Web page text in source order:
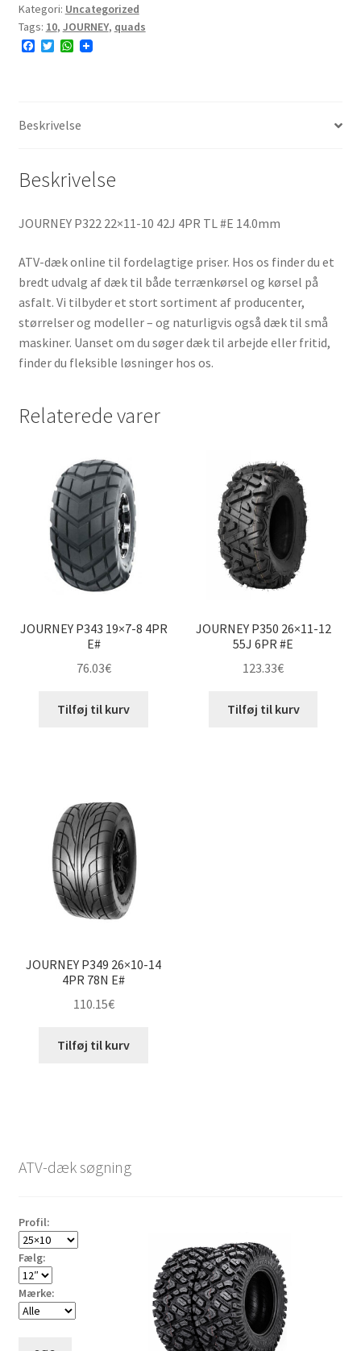
Kategori: Uncategorized
Tags: 10, JOURNEY, quads
F
o
T
r
W
p
Beskrivelse
Beskrivelse
JOURNEY P322 22×11-10 42J 4PR TL #E 14.0mm
ATV-dæk online til fordelagtige priser. Hos os finder du et
bredt udvalg af dæk til både terrænkørsel og kørsel på
asfalt. Vi tilbyder et stort sortiment af producenter,
størrelser og modeller – og naturligvis også dæk til små
maskiner. Uanset om du søger dæk til arbejde eller fritid,
finder du fleksible løsninger hos os.
Relaterede varer
JOURNEY P343 19×7-8 4PR
E#
76.03€
Tilføj til kurv
JOURNEY P350 26×11-12
55J 6PR #E
123.33€
Tilføj til kurv
JOURNEY P349 26×10-14
4PR 78N E#
110.15€
Tilføj til kurv
ATV-dæk søgning
Profil:
Fælg:
Mærke: